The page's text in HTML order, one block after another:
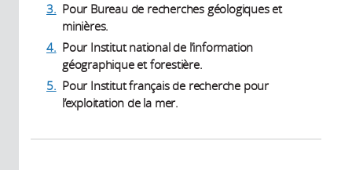
3. Pour Bureau de recherches géologiques et
minières.
4. Pour Institut national de l’information
géographique et forestière.
5. Pour Institut français de recherche pour
l’exploitation de la mer.